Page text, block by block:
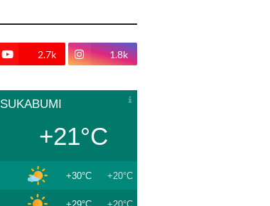
2.7k 1.8k
SUKABUMI
+21°C
+30°C +20°C
+29°C +20°C